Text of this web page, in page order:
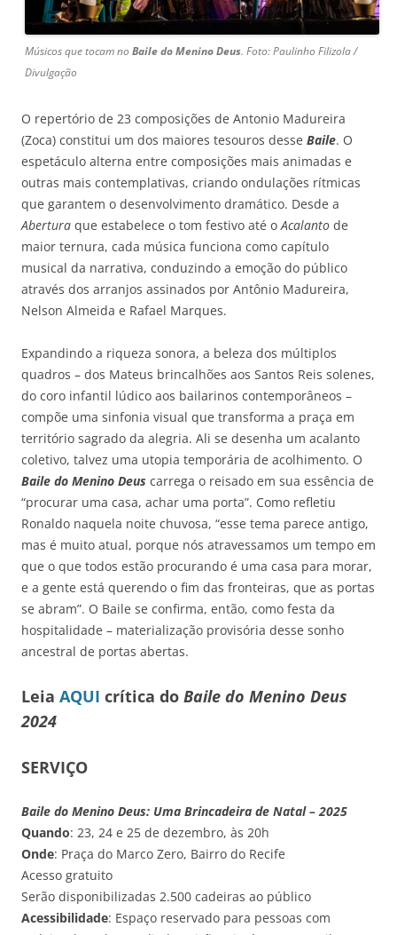
Músicos que tocam no Baile do Menino Deus. Foto: Paulinho Filizola /
Divulgação
O repertório de 23 composições de Antonio Madureira
(Zoca) constitui um dos maiores tesouros desse Baile. O
espetáculo alterna entre composições mais animadas e
outras mais contemplativas, criando ondulações rítmicas
que garantem o desenvolvimento dramático. Desde a
Abertura que estabelece o tom festivo até oAcalanto de
maior ternura, cada música funciona como capítulo
musical da narrativa, conduzindo a emoção do público
através dos arranjos assinados por Antônio Madureira,
Nelson Almeida e Rafael Marques.
Expandindo a riqueza sonora, a beleza dos múltiplos
quadros – dos Mateus brincalhões aos Santos Reis solenes,
do coro infantil lúdico aos bailarinos contemporâneos –
compõe uma sinfonia visual que transforma a praça em
território sagrado da alegria. Ali se desenha um acalanto
coletivo, talvez uma utopia temporária de acolhimento. O
Baile do Menino Deus carrega o reisado em sua essência de
“procurar uma casa, achar uma porta”. Como refletiu
Ronaldo naquela noite chuvosa, “esse tema parece antigo,
mas é muito atual, porque nós atravessamos um tempo em
que o que todos estão procurando é uma casa para morar,
e a gente está querendo o fim das fronteiras, que as portas
se abram”. O Baile se confirma, então, como festa da
hospitalidade – materialização provisória desse sonho
ancestral de portas abertas.
Leia AQUI crítica do Baile do Menino Deus
2024
SERVIÇO
Baile do Menino Deus: Uma Brincadeira de Natal – 2025
Quando: 23, 24 e 25 de dezembro, às 20h
Onde: Praça do Marco Zero, Bairro do Recife
Acesso gratuito
Serão disponibilizadas 2.500 cadeiras ao público
Acessibilidade: Espaço reservado para pessoas com